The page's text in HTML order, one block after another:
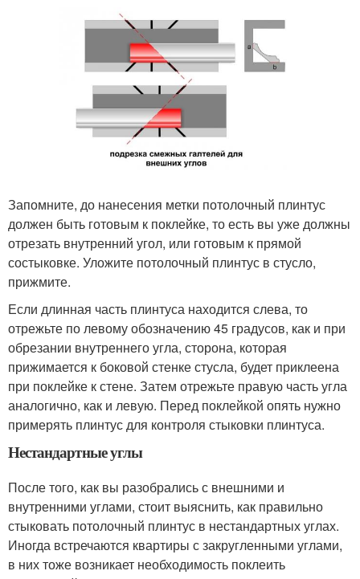
Запомните, до нанесения метки потолочный плинтус
должен быть готовым к поклейке, то есть вы уже должны
отрезать внутренний угол, или готовым к прямой
состыковке. Уложите потолочный плинтус в стусло,
прижмите.
Если длинная часть плинтуса находится слева, то
отрежьте по левому обозначению 45 градусов, как и при
обрезании внутреннего угла, сторона, которая
прижимается к боковой стенке стусла, будет приклеена
при поклейке к стене. Затем отрежьте правую часть угла
аналогично, как и левую. Перед поклейкой опять нужно
примерять плинтус для контроля стыковки плинтуса.
Нестандартные углы
После того, как вы разобрались с внешними и
внутренними углами, стоит выяснить, как правильно
стыковать потолочный плинтус в нестандартных углах.
Иногда встречаются квартиры с закругленными углами,
в них тоже возникает необходимость поклеить